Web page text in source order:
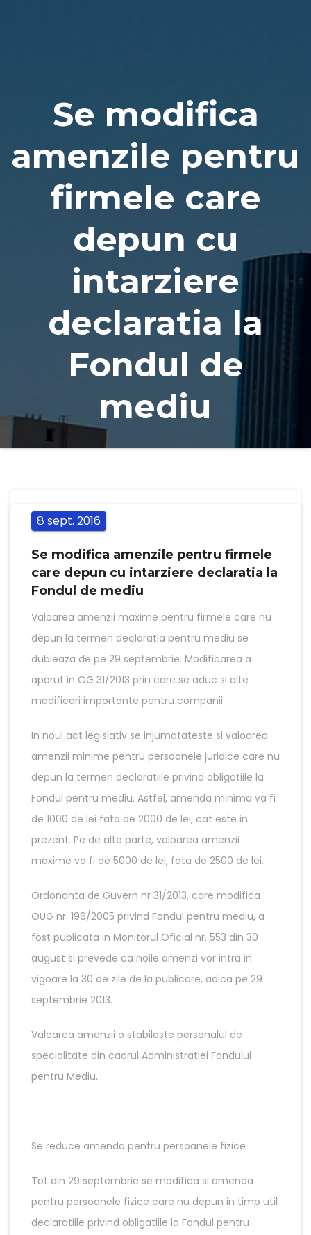
Se modifica
amenzile pentru
firmele care
depun cu
intarziere
declaratia la
Fondul de
mediu
8 sept. 2016
Se modifica amenzile pentru firmele
care depun cu intarziere declaratia la
Fondul de mediu
Valoarea amenzii maxime pentru firmele care nu
depun la termen declaratia pentru mediu se
dubleaza de pe 29 septembrie. Modificarea a
aparut in OG 31/2013 prin care se aduc si alte
modificari importante pentru companii
In noul act legislativ se injumatateste si valoarea
amenzii minime pentru persoanele juridice care nu
depun la termen declaratiile privind obligatiile la
Fondul pentru mediu. Astfel, amenda minima va fi
de 1000 de lei fata de 2000 de lei, cat este in
prezent. Pe de alta parte, valoarea amenzii
maxime va fi de 5000 de lei, fata de 2500 de lei.
Ordonanta de Guvern nr 31/2013, care modifica
OUG nr. 196/2005 privind Fondul pentru mediu, a
fost publicata in Monitorul Oficial nr. 553 din 30
august si prevede ca noile amenzi vor intra in
vigoare la 30 de zile de la publicare, adica pe 29
septembrie 2013.
Valoarea amenzii o stabileste personalul de
specialitate din cadrul Administratiei Fondului
pentru Mediu.
Se reduce amenda pentru persoanele fizice
Tot din 29 septembrie se modifica si amenda
pentru persoanele fizice care nu depun in timp util
declaratiile privind obligatiile la Fondul pentru